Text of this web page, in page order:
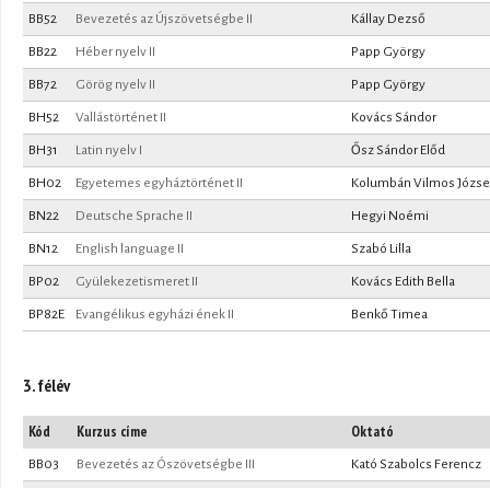
BB52 Bevezetés az Újszövetségbe II Kállay Dezső
BB22 Héber nyelv II Papp György
BB72 Görög nyelv II Papp György
BH52 Vallástörténet II Kovács Sándor
BH31 Latin nyelv I Ősz Sándor Előd
BH02 Egyetemes egyháztörténet II Kolumbán Vilmos
BN22 Deutsche Sprache II Hegyi Noémi
BN12 English language II Szabó Lilla
BP02 Gyülekezetismeret II Kovács Edith Bella
BP82E Evangélikus egyházi ének II Benkő Timea
3. félév
Kód Kurzus címe Oktató
BB03 Bevezetés az Ószövetségbe III Kató Szabolcs Ferencz